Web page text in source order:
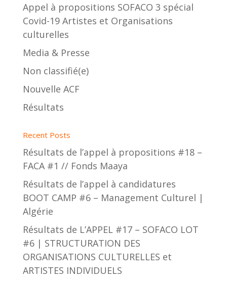
Appel à propositions SOFACO 3 spécial
Covid-19 Artistes et Organisations
culturelles
Media & Presse
Non classifié(e)
Nouvelle ACF
Résultats
Recent Posts
Résultats de l’appel à propositions #18 –
FACA #1 // Fonds Maaya
Résultats de l’appel à candidatures
BOOT CAMP #6 – Management Culturel |
Algérie
Résultats de L’APPEL #17 – SOFACO LOT
#6 | STRUCTURATION DES
ORGANISATIONS CULTURELLES et
ARTISTES INDIVIDUELS